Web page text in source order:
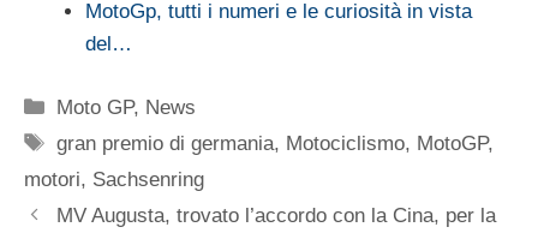
MotoGp, tutti i numeri e le curiosità in vista
del…
Categorie
Moto GP, News
Tag
gran premio di germania, Motociclismo, MotoGP,
motori, Sachsenring
MV Augusta, trovato l’accordo con la Cina, per la